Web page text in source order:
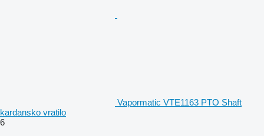
Vapormatic VTE1163 PTO Shaft
kardansko vratilo
6